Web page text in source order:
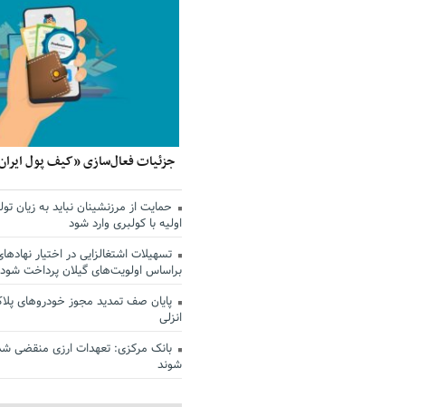
جزئیات فعال‌سازی «کیف پول
حمایت از مرزنشینان نباید به زیان
اولیه با کولبری وارد شود
تسهیلات اشتغالزایی در اختیار
براساس اولویت‌های گیلان پرداخت شود
پایان صف تمدید مجوز خودروهای
انزلی
بانک مرکزی: تعهدات ارزی منقضی
شوند